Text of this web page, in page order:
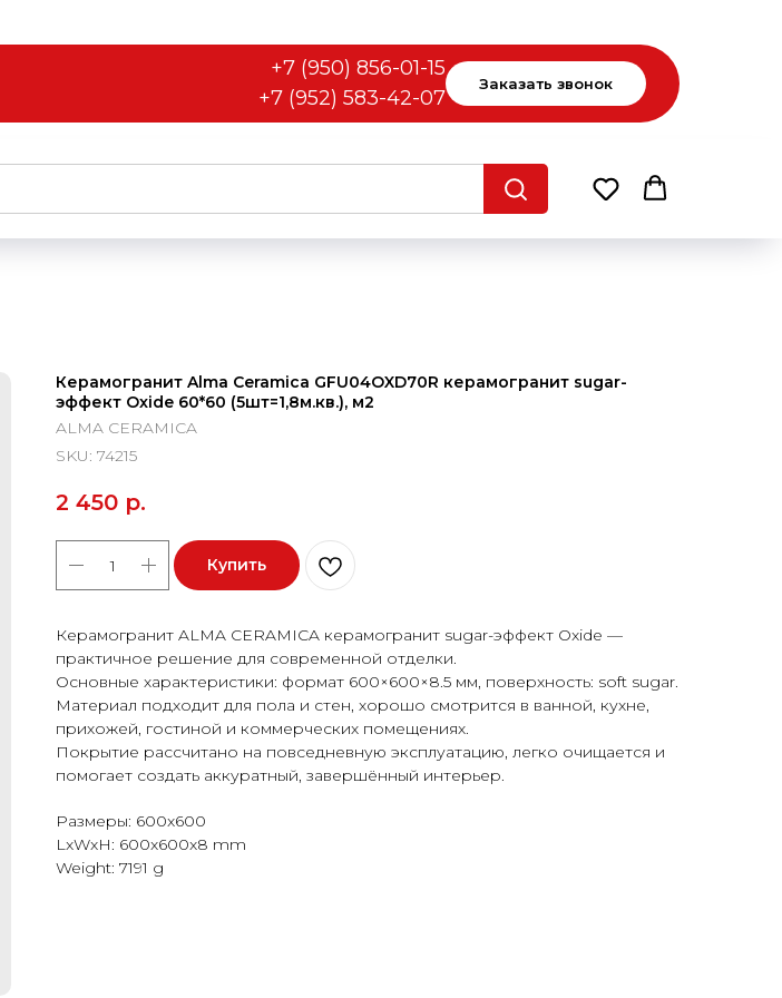
+7 (950) 856-01-15
+7 (952) 583-42-07
Заказать звонок
Керамогранит Alma Ceramica GFU04OXD70R керамогранит sugar-
эффект Oxide 60*60 (5шт=1,8м.кв.), м2
ALMA CERAMICA
SKU: 74215
2 450 р.
Купить
Керамогранит ALMA CERAMICA керамогранит sugar-эффект Oxide —
практичное решение для современной отделки.
Основные характеристики: формат 600×600×8.5 мм, поверхность: soft sugar.
Материал подходит для пола и стен, хорошо смотрится в ванной, кухне,
прихожей, гостиной и коммерческих помещениях.
Покрытие рассчитано на повседневную эксплуатацию, легко очищается и
помогает создать аккуратный, завершённый интерьер.
Размеры: 600x600
LxWxH: 600x600x8 mm
Weight: 7191 g